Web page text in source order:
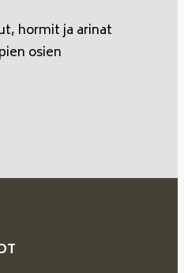
hormit ja arinat
osien